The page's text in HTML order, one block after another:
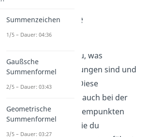
Extrempunkte
berechnen
Perfekt! Nun weißt du, was
hinreichende Bedingungen sind und
wie du sie erkennst. Diese
Bedingungen spielen auch bei der
Bestimmung von Extrempunkten
eine zentrale Rolle. Wie du
Summenzeichen
1/5 – Dauer: 04:36
Gaußsche
Summenformel
2/5 – Dauer: 03:43
Geometrische
Summenformel
3/5 – Dauer: 03:27